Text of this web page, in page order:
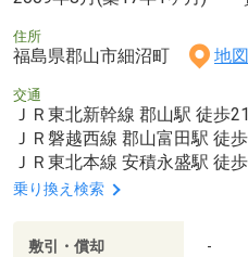
住所
福島県郡山市細沼町 地図
交通
ＪＲ東北新幹線 郡山駅 徒歩
ＪＲ磐越西線 郡山富田駅 徒
ＪＲ東北本線 安積永盛駅 徒
乗り換え検索
敷引・償却 -